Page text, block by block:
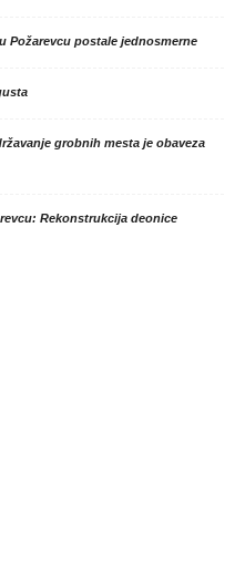
Požarevcu postale jednosmerne
grobnih mesta je obaveza
Rekonstrukcija deonice